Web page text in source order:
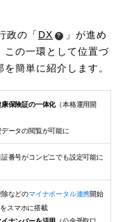
政の「 DX
」が進め
この一環として位置づ
簡単に紹介します。
保険証の一体化（本格運用開
ータの閲覧が可能に
番号がコンビニでも設定可能に
除などのマイナポータル連携開始
スマホに搭載